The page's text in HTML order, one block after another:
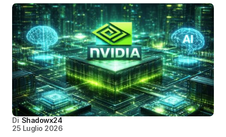
Di Shadowx24
25 Luglio 2026